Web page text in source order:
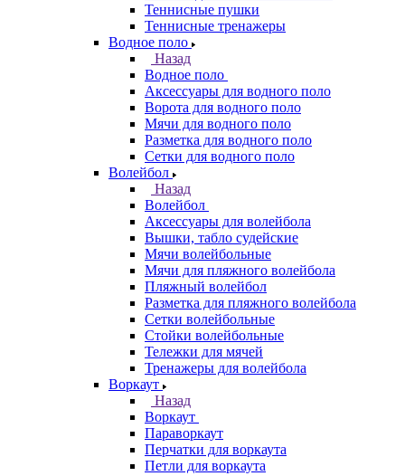
Теннисные пушки
Теннисные тренажеры
Водное поло
Назад
Водное поло
Аксессуары для водного поло
Ворота для водного поло
Мячи для водного поло
Разметка для водного поло
Сетки для водного поло
Волейбол
Назад
Волейбол
Аксессуары для волейбола
Вышки, табло судейские
Мячи волейбольные
Мячи для пляжного волейбола
Пляжный волейбол
Разметка для пляжного волейбола
Сетки волейбольные
Стойки волейбольные
Тележки для мячей
Тренажеры для волейбола
Воркаут
Назад
Воркаут
Параворкаут
Перчатки для воркаута
Петли для воркаута